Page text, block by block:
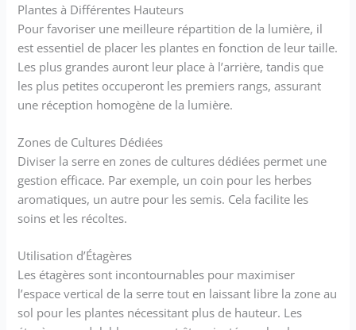
Plantes à Différentes Hauteurs
Pour favoriser une meilleure répartition de la lumière, il
est essentiel de placer les plantes en fonction de leur taille.
Les plus grandes auront leur place à l’arrière, tandis que
les plus petites occuperont les premiers rangs, assurant
une réception homogène de la lumière.
Zones de Cultures Dédiées
Diviser la serre en zones de cultures dédiées permet une
gestion efficace. Par exemple, un coin pour les herbes
aromatiques, un autre pour les semis. Cela facilite les
soins et les récoltes.
Utilisation d’Étagères
Les étagères sont incontournables pour maximiser
l’espace vertical de la serre tout en laissant libre la zone au
sol pour les plantes nécessitant plus de hauteur. Les